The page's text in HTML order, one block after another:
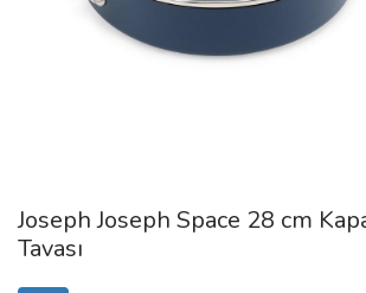
Joseph Joseph Space 28 cm
Tavası